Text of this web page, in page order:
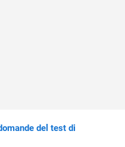
del test di